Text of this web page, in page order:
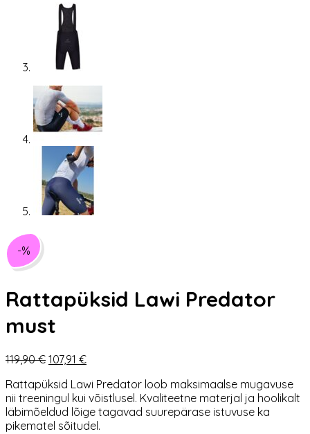
-%
Rattapüksid Lawi Predator
must
119,90€ Algne
oli:
119,90 €.
107,91 €Praegune
on:
107,91 €.
Rattapüksid Lawi Predator loob maksimaalse mugavuse
nii treeningul kui võistlusel. Kvaliteetne materjal ja hoolikalt
läbimõeldud lõige tagavad suurepärase istuvuse ka
pikematel sõitudel.